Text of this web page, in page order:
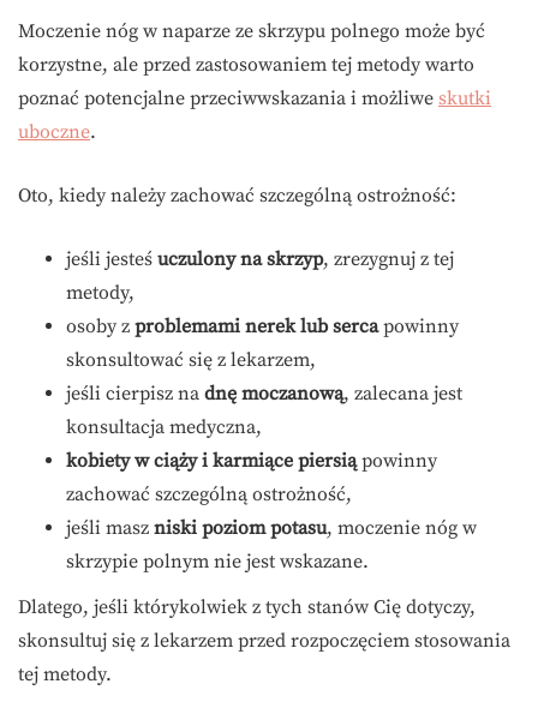
Moczenie nóg w naparze ze skrzypu polnego może być
korzystne, ale przed zastosowaniem tej metody warto
poznać potencjalne przeciwwskazania i możliwe skutki
uboczne.
Oto, kiedy należy zachować szczególną ostrożność:
jeśli jesteś uczulony na skrzyp, zrezygnuj z tej
metody,
osoby z problemami nerek lub sercapowinny
skonsultować się z lekarzem,
jeśli cierpisz na dnę moczanową, zalecana jest
konsultacja medyczna,
kobiety w ciąży i karmiące piersiąpowinny
zachować szczególną ostrożność,
jeśli masz niski poziom potasu, moczenie nóg w
skrzypie polnym nie jest wskazane.
Dlatego, jeśli którykolwiek z tych stanów Cię dotyczy,
skonsultuj się z lekarzem przed rozpoczęciem stosowania
tej metody.